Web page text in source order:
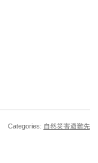
Categories: 自然災害避難先